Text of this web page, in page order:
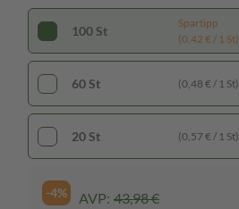
100 St
Spartipp
(0,42 € / 1 St)
60 St (0,48 € / 1 St)
20 St (0,57 € / 1 St)
-4% AVP: 43,98 €